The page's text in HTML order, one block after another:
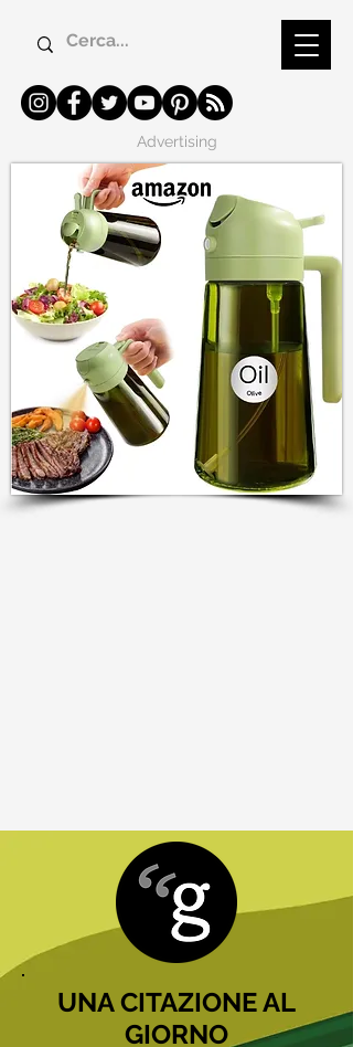
Advertising
UNA CITAZIONE AL
GIORNO